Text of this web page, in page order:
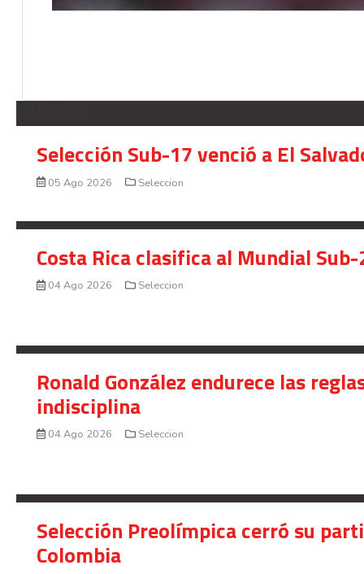
Selección Sub-17 venció a El
05 Ago 2026 Seleccion
Costa Rica clasifica al Mundial
04 Ago 2026 Seleccion
Ronald González endurece las
indisciplina
04 Ago 2026 Seleccion
Selección Preolímpica cerró su
Colombia